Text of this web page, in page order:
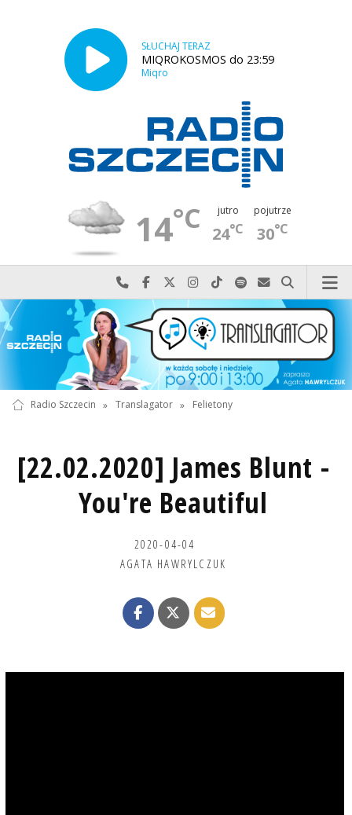
SŁUCHAJ TERAZ
MIQROKOSMOS do 23:59
Miqro
14°C jutro
24°C
pojutrze
30°C
Najlepiej po prostu do nas zadzwoń
Odwiedź nas na Facebook-u
Odwiedź nas na X
Odwiedź nas na Instagram-ie
Odwiedź nas na TikTok-u
Szukaj nas na Spotify
Wyślij do nas
Szukaj
Radio Szczecin » Translagator » Felietony
[22.02.2020] James Blunt -
You're Beautiful
2020-04-04
AGATA HAWRYLCZUK